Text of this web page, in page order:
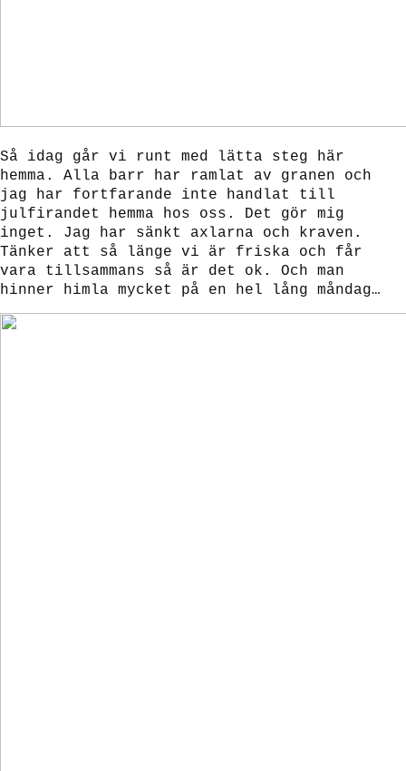
Så idag går vi runt med lätta steg här
hemma. Alla barr har ramlat av granen och
jag har fortfarande inte handlat till
julfirandet hemma hos oss. Det gör mig
inget. Jag har sänkt axlarna och kraven.
Tänker att så länge vi är friska och får
vara tillsammans så är det ok. Och man
hinner himla mycket på en hel lång måndag…